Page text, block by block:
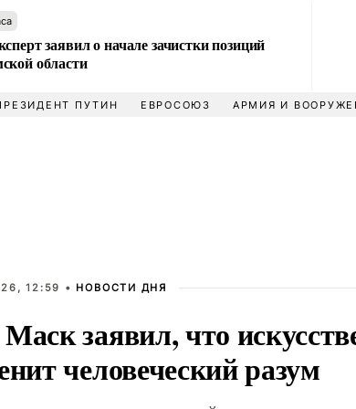
заявил о начале зачистки позиций
области
ПУТИН ЕВРОСОЮЗ АРМИЯ И
12:59 • НОВОСТИ ДНЯ
заявил, что
человеческий разум